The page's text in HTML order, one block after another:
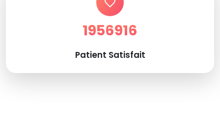
1956916
Patient Satisfait